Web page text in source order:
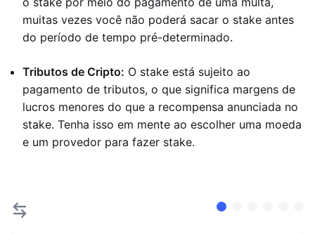
muitas vezes você não poderá sacar o stake antes
do período de tempo pré-determinado.
Tributos de Cripto: O stake está sujeito ao
pagamento de tributos, o que significa margens de
lucros menores do que a recompensa anunciada no
stake. Tenha isso em mente ao escolher uma moeda
e um provedor para fazer stake.